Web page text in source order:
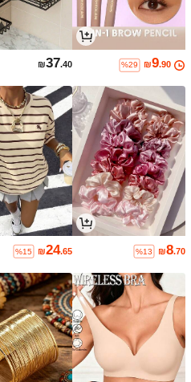
₪9.90
%29
₪37.40
₪8.70
%13
₪24.65
%15